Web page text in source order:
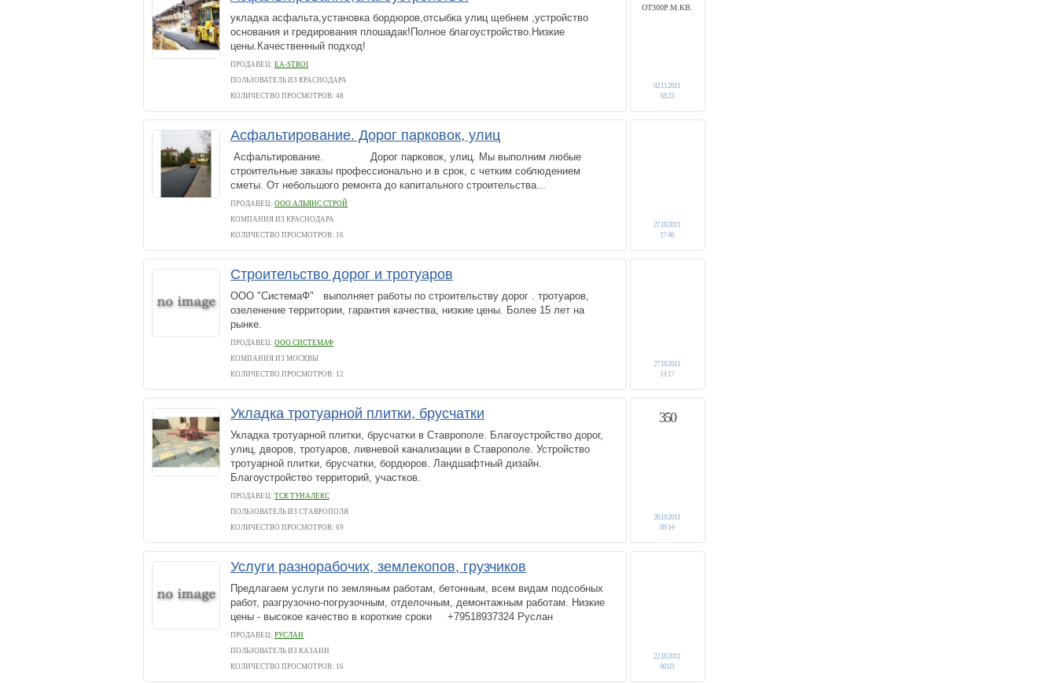
укладка асфальта,установка бордюров,отсыбка улиц щебнем ,устройство
основания и гредирования плошадак!Полное благоустройство.Низкие
цены.Качественный подход!
ПРОДАВЕЦ: EA-STROI
ПОЛЬЗОВАТЕЛЬ ИЗ КРАСНОДАРА
КОЛИЧЕСТВО ПРОСМОТРОВ: 48
ОТ300Р.М.КВ.
02.11.2011
18:23
Асфальтирование. Дорог парковок, улиц
Асфальтирование. Дорог парковок, улиц. Мы выполним любые
строительные заказы профессионально и в срок, с четким соблюдением
сметы. От небольшого ремонта до капитального строительства...
ПРОДАВЕЦ: ООО АЛЬЯНС СТРОЙ
КОМПАНИЯ ИЗ КРАСНОДАРА
КОЛИЧЕСТВО ПРОСМОТРОВ: 16
27.10.2011
17:46
Строительство дорог и тротуаров
ООО "СистемаФ" выполняет работы по строительству дорог . тротуаров,
озеленение территории, гарантия качества, низкие цены. Более 15 лет на
рынке.
ПРОДАВЕЦ: ООО СИСТЕМАФ
КОМПАНИЯ ИЗ МОСКВЫ
КОЛИЧЕСТВО ПРОСМОТРОВ: 12
27.10.2011
14:17
Укладка тротуарной плитки, брусчатки
Укладка тротуарной плитки, брусчатки в Ставрополе. Благоустройство дорог,
улиц, дворов, тротуаров, ливневой канализации в Ставрополе. Устройство
тротуарной плитки, брусчатки, бордюров. Ландшафтный дизайн.
Благоустройство территорий, участков.
ПРОДАВЕЦ: ТСК ТУНАЛЕКС
ПОЛЬЗОВАТЕЛЬ ИЗ СТАВРОПОЛЯ
КОЛИЧЕСТВО ПРОСМОТРОВ: 69
350
26.10.2011
09:14
Услуги разнорабочих, землекопов, грузчиков
Предлагаем услуги по земляным работам, бетонным, всем видам подсобных
работ, разгрузочно-погрузочным, отделочным, демонтажным работам. Низкие
цены - высокое качество в короткие сроки +79518937324 Руслан
ПРОДАВЕЦ: РУСЛАН
ПОЛЬЗОВАТЕЛЬ ИЗ КАЗАНИ
КОЛИЧЕСТВО ПРОСМОТРОВ: 16
22.10.2011
00:03